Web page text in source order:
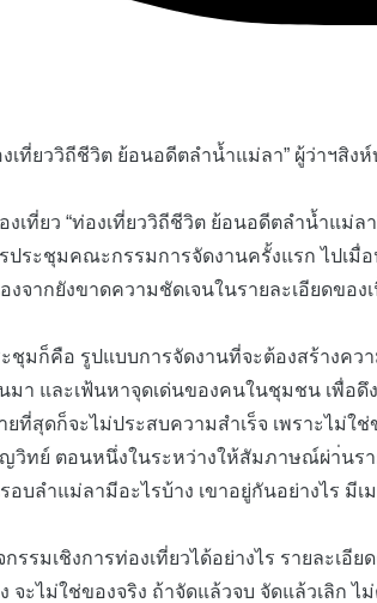
ววิถีชีวิต ย้อนอดีตลำน้ำแม่ลา” ผู้ว่าฯสิง
เที่ยว “ท่องเที่ยววิถีชีวิต ย้อนอดีตลำน้ำแ
ประชุมคณะกรรมการจัดงานครั้งแรก ไปเมื่
จากยังขาดความชัดเจนในรายละเอียดข
มก็คือ รูปแบบการจัดงานที่จะต้องสร้างค
า และเฟ้นหาจุดเด่นของคนในชุมชน เพื่อ
ที่สุดก็จะไม่ประสบความสำเร็จ เพราะไม่ใ
ทย์ ตอนหนึ่งในระหว่างให้สัมภาษณ์ผ่า่นร
บลำแม่ลามีอะไรบ้าง เขาอยู่กันอย่างไร
รมเชิงการท่องเที่ยวได้อย่างไร รายละเ
ะไม่ใช่ของจริง ถ้าจัดแล้วจบ จัดแล้วเลิก ไ